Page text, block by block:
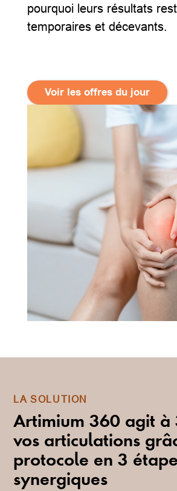
pourquoi leurs résultats
temporaires et décevants.
Voir les offres du jour
LA SOLUTION
Artimium 360 agit à
vos articulations
protocole en 3
synergiques